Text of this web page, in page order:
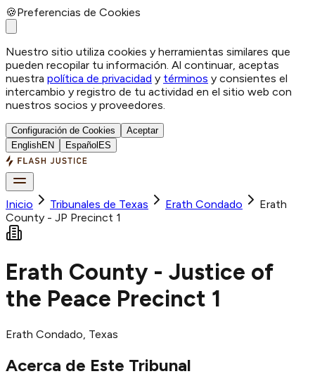
🍪Preferencias de Cookies
Nuestro sitio utiliza cookies y herramientas similares que
pueden recopilar tu información. Al continuar, aceptas
nuestra política de privacidad y términos y consientes el
intercambio y registro de tu actividad en el sitio web con
nuestros socios y proveedores.
Configuración de Cookies
Aceptar
EnglishEN Español ES
Inicio Tribunales de Texas Erath Condado
Erath
County - JP Precinct 1
Erath County - Justice of
the Peace Precinct 1
Erath Condado, Texas
Acerca de Este Tribunal